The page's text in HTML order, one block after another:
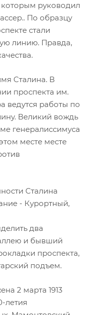
руководил
По образцу
стали
линию. Правда,
Сталина. В
проспекта им.
ведутся работы по
Великий вождь
генералиссимуса
месте месте
Сталина
- Курортный,
два
и бывший
проспекта,
подъем.
2 марта 1913
летия